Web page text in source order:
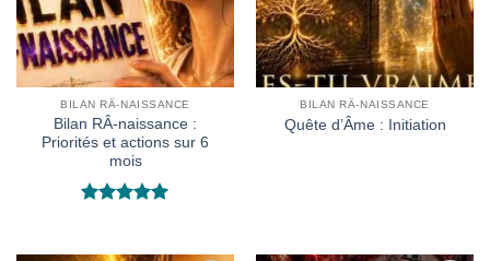
BILAN RÂ-NAISSANCE
Bilan RÂ‑naissance :
Priorités et actions sur 6
mois
BILAN RÂ-NAISSANCE
Quête d’Âme : Initiation